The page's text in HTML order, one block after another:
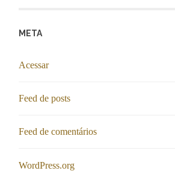
META
Acessar
Feed de posts
Feed de comentários
WordPress.org